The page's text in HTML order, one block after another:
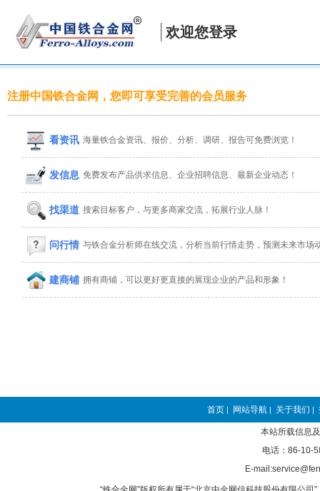
欢迎您登录
注册中国铁合金网，您即可享受完善的会员服务
看资讯 海量铁合金资讯、报价、分析、调研、报告可免费浏览！
发信息 免费发布产品供求信息、企业招聘信息、最新企业动态！
找渠道 搜索目标客户，与更多商家交流，拓展行业人脉！
问行情 与铁合金分析师在线交流，分析当前行情走势，预测未来市场
建商铺 拥有商铺，可以更好更直接的展现企业的产品和形象！
首页 | 网站导航 | 关于我们 |
本站所载信息
电话：86-10-
E-